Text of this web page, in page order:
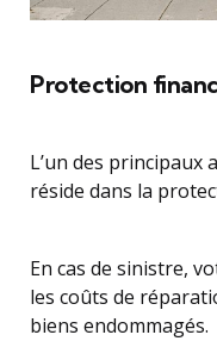
Protection
L’un des principaux
réside dans la
En cas de sinistre,
les coûts de
biens endommagés.